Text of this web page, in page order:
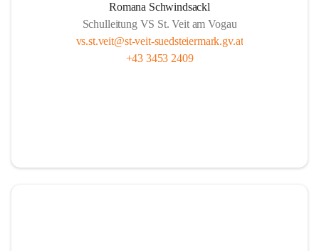
Romana Schwindsackl
Schulleitung VS St. Veit am Vogau
vs.st.veit@st-veit-suedsteiermark.gv.at
+43 3453 2409